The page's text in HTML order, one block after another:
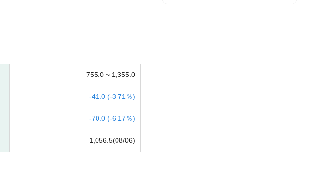
755.0 ~ 1,355.0
-41.0 (-3.71％)
-70.0 (-6.17％)
1,056.5(08/06)